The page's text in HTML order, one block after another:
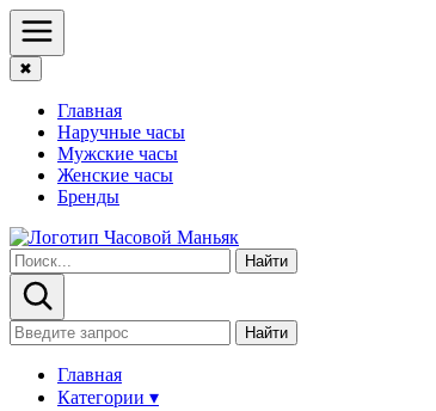
✖
Главная
Наручные часы
Мужские часы
Женские часы
Бренды
Найти
Найти
Главная
Категории ▾